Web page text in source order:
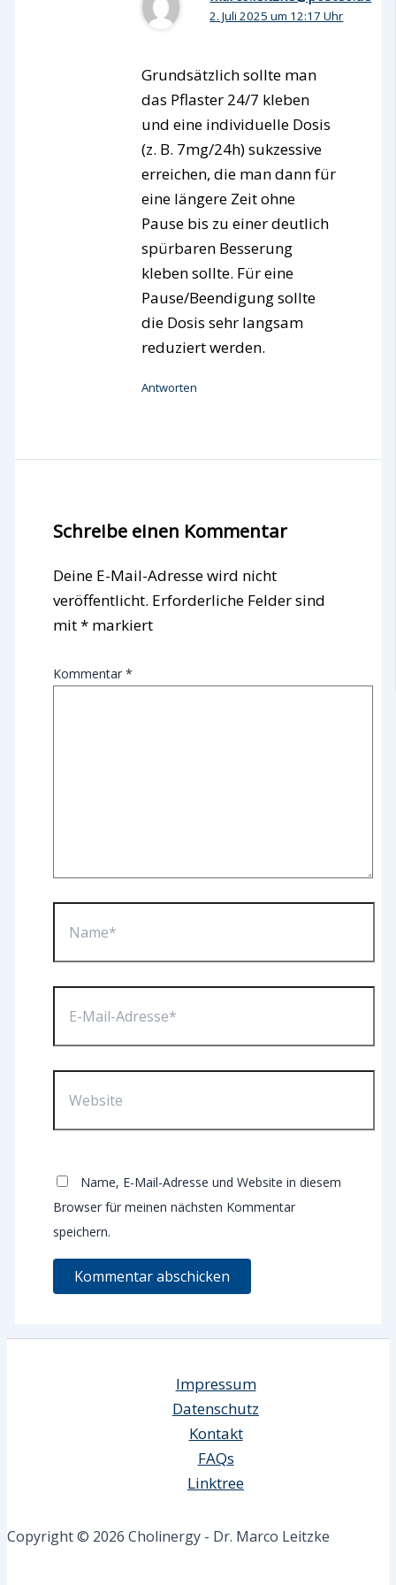
2. Juli 2025 um 12:17 Uhr
Grundsätzlich sollte man
das Pflaster 24/7 kleben
und eine individuelle Dosis
(z. B. 7mg/24h) sukzessive
erreichen, die man dann für
eine längere Zeit ohne
Pause bis zu einer deutlich
spürbaren Besserung
kleben sollte. Für eine
Pause/Beendigung sollte
die Dosis sehr langsam
reduziert werden.
Antworten
Schreibe einen Kommentar
Deine E-Mail-Adresse wird nicht
veröffentlicht. Erforderliche Felder sind
mit*markiert
Kommentar *
Name*
E-
Mail-
Website
Name, E-Mail-Adresse und Website in diesem
Browser für meinen nächsten Kommentar
speichern.
Impressum
Datenschutz
Kontakt
FAQs
Linktree
Copyright © 2026 Cholinergy - Dr. Marco Leitzke